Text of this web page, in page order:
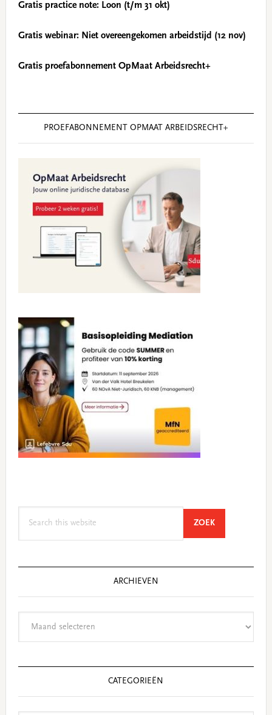
Gratis practice note: Loon (t/m 31 okt)
Gratis webinar: Niet overeengekomen arbeidstijd (12 nov)
Gratis proefabonnement OpMaat Arbeidsrecht+
PROEFABONNEMENT OPMAAT ARBEIDSRECHT+
ZOEKSEARCH
ARCHIEVEN
CATEGORIEËN